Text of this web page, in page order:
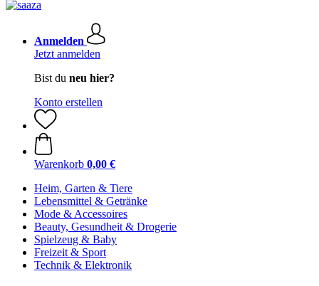
Anmelden
Jetzt anmelden
Bist du neu hier?
Konto erstellen
Warenkorb 0,00 €
Heim, Garten & Tiere
Lebensmittel & Getränke
Mode & Accessoires
Beauty, Gesundheit & Drogerie
Spielzeug & Baby
Freizeit & Sport
Technik & Elektronik